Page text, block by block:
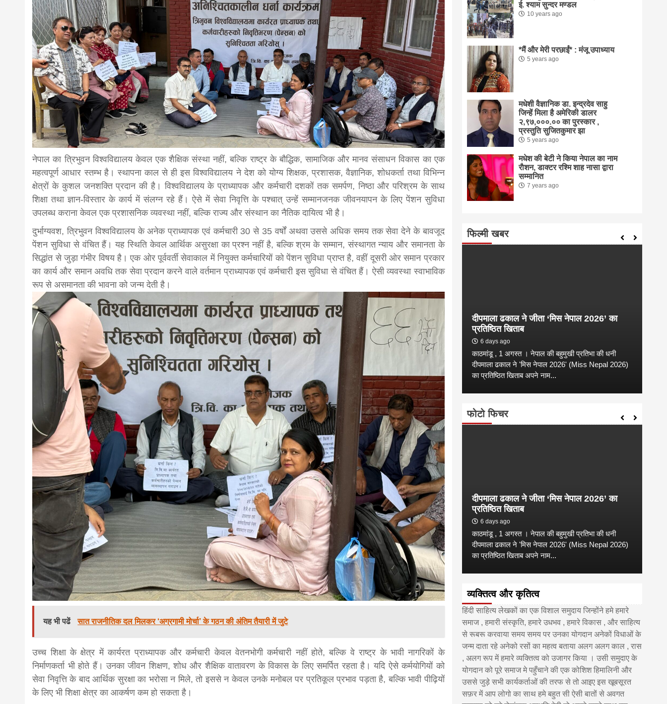
news,loan,bank
news, madhesh
khabar
नेपाल का त्रिभुवन विश्वविद्यालय केवल एक शैक्षिक संस्था नहीं, बल्कि राष्ट्र के बौद्धिक, सामाजिक और मानव संसाधन विकास का एक
महत्वपूर्ण आधार स्तम्भ है। स्थापना काल से ही इस विश्वविद्यालय ने देश को योग्य शिक्षक, प्रशासक, वैज्ञानिक, शोधकर्ता तथा विभिन्न
क्षेत्रों के कुशल जनशक्ति प्रदान की है। विश्वविद्यालय के प्राध्यापक और कर्मचारी दशकों तक समर्पण, निष्ठा और परिश्रम के साथ
शिक्षा तथा ज्ञान-विस्तार के कार्य में संलग्न रहे हैं। ऐसे में सेवा निवृत्ति के पश्चात् उन्हें सम्मानजनक जीवनयापन के लिए पेंशन सुविधा
उपलब्ध कराना केवल एक प्रशासनिक व्यवस्था नहीं, बल्कि राज्य और संस्थान का नैतिक दायित्व भी है।
दुर्भाग्यवश, त्रिभुवन विश्वविद्यालय के अनेक प्राध्यापक एवं कर्मचारी 30 से 35 वर्षों अथवा उससे अधिक समय तक सेवा देने के बावजूद
पेंशन सुविधा से वंचित हैं। यह स्थिति केवल आर्थिक असुरक्षा का प्रश्न नहीं है, बल्कि श्रम के सम्मान, संस्थागत न्याय और समानता के
सिद्धांत से जुड़ा गंभीर विषय है। एक ओर पूर्ववर्ती सेवाकाल में नियुक्त कर्मचारियों को पेंशन सुविधा प्राप्त है, वहीं दूसरी ओर समान प्रकार
का कार्य और समान अवधि तक सेवा प्रदान करने वाले वर्तमान प्राध्यापक एवं कर्मचारी इस सुविधा से वंचित हैं। ऐसी व्यवस्था स्वाभाविक
रूप से असमानता की भावना को जन्म देती है।
यह भी पढें सात राजनीतिक दल मिलकर ‘अग्रगामी मोर्चा’ के गठन की अंतिम तैयारी में जुटे
उच्च शिक्षा के क्षेत्र में कार्यरत प्राध्यापक और कर्मचारी केवल वेतनभोगी कर्मचारी नहीं होते, बल्कि वे राष्ट्र के भावी नागरिकों के
निर्माणकर्ता भी होते हैं। उनका जीवन शिक्षण, शोध और शैक्षिक वातावरण के विकास के लिए समर्पित रहता है। यदि ऐसे कर्मयोगियों को
सेवा निवृत्ति के बाद आर्थिक सुरक्षा का भरोसा न मिले, तो इससे न केवल उनके मनोबल पर प्रतिकूल प्रभाव पड़ता है, बल्कि भावी पीढ़ियों
के लिए भी शिक्षा क्षेत्र का आकर्षण कम हो सकता है।
ई. श्याम सुन्दर मण्डल
10 years ago
*मैं और मेरी परछाईं* : मंजू उपाध्याय
5 years ago
मधेशी वैज्ञानिक डा. इन्द्रदेव साहु
जिन्हें मिला है अमेरिकी डालर
२,९७,०००.०० का पुरस्कार ,
प्रस्तुति सुजितकुमार झा
5 years ago
मधेश की बेटी ने किया नेपाल का नाम
राैशन, डाक्टर रश्मि शाह नासा द्वारा
सम्मानित
7 years ago
फिल्मी खबर
बड़े अंतर से जीत हासिल करुँंगी –रेणु दाहाल
6 months ago
काठमांडू, फागुन ४ – चितवन क्षेत्र नम्बर ३ में प्रतिनिधिसभा
सदस्य के रूप में अपनी उम्मीदवारी दे चुकी रेणु दाहाल ने कहा है
दीपमाला ढकाल ने जीता ‘मिस नेपाल 2026’ का
प्रतिष्ठित खिताब
6 days ago
काठमांडू , 1 अगस्त । नेपाल की बहुमुखी प्रतिभा की धनी
दीपमाला ढकाल ने 'मिस नेपाल 2026' (Miss Nepal 2026)
का प्रतिष्ठित खिताब अपने नाम...
फोटो फिचर
सीताराम विवाह पंचमी महोत्सव के तीसरे दिन धनुष
यज्ञ का हुआ आयोजन (फोटो सहित)
3 years ago
जनकपुरधाम/मिश्री लाल मधुकर। सीताराम विवाह पंचमी
महोत्सव के तीसरे दिन जानकी मंदिर के प्रांगण में धनुष यज्ञ
आयोजित किया गया। रंगभूमि मैदान में राजा विदेह...
दीपमाला ढकाल ने जीता ‘मिस नेपाल 2026’ का
प्रतिष्ठित खिताब
6 days ago
काठमांडू , 1 अगस्त । नेपाल की बहुमुखी प्रतिभा की धनी
दीपमाला ढकाल ने 'मिस नेपाल 2026' (Miss Nepal 2026)
का प्रतिष्ठित खिताब अपने नाम...
व्यक्तित्व और कृतित्व
हिंदी साहित्य लेखकों का एक विशाल समुदाय जिन्होंने हमे हमारे
समाज , हमारी संस्कृति, हमारे उधभव , हमारे विकास , और साहित्य
से रूबरू करवाया समय समय पर उनका योगदान अनेकों विधाओं के
जन्म दाता रहे अनेको रसों का महत्व बताया अलग अलग काल , रास
, अलग रूप में हमारे व्यक्तित्व को उजागर किया । उसी समुदाए के
योगदान को पूरे समाज मे पहुँचाने की एक कोशिश हिमालिनी और
उससे जुड़े सभी कार्यकर्ताओं की तरफ से तो आइए इस खूबसूरत
सफ़र में आप लोगो का साथ हमे बहुत सी ऐसी बातों से अवगत